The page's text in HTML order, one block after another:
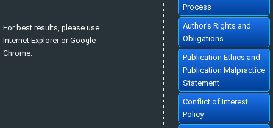
78 times [Click to see citing articles]
KEYNES DEVRİMİ VE KEYNESYEN İKTİSAT
KEYNESS REVOLUTION AND KEYNESIAN ECONOMICS
[Turkish]
Mahir FİSUNOĞLU, Bilge KÖKSEL TAN
»Abstract
71 times [Click to see citing articles]
KUR POLİTİKASININ DIŞ TİCARET DENGESİNİ SAĞLAMADAKİ
THE ROLE OF EXCHANGE RATE POLICY IN THE ESTABLISHMENT OF TRADE
[Turkish]
70 times [Click to see citing articles]
For best results, please use
Internet Explorer or Google
Chrome.
Process
Author's Rights and
Obligations
Publication Ethics and
Publication Malpractice
Statement
Conflict of Interest
Policy